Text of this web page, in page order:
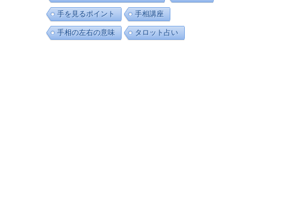
手を見るポイント 手相講座
手相の左右の意味 タロット占い